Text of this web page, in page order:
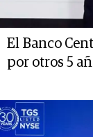
El Banco
por otros 5